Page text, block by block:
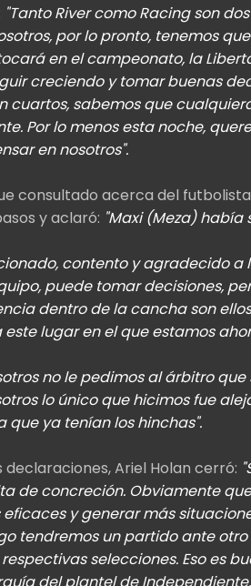
"Tanto River como Racing son
por lo pronto, tenemos
en el campeonato, la
creciendo y tomar buenas
cuartos, sabemos que
Por lo menos esta noche,
en nosotros".
consultado acerca del
y aclaró: "Maxi (Meza)
contento y agradecido
puede tomar decisiones,
dentro de la cancha son
lugar en el que estamos
no le pedimos al árbitro
lo único que hicimos fue
que ya tenían los hinchas".
declaraciones, Ariel Holan cerró:
de concreción. Obviamente
y generar más
tendremos un partido ante
selecciones. Eso es